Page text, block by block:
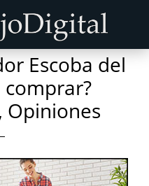
Escoba del
comprar?
Opiniones